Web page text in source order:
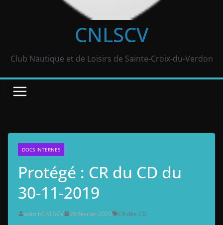
CNLSCV
Club Nautique et de Loisirs de Sainte-Croix-du-Verdon
DOCS INTERNES
Protégé : CR du CD du
30-11-2019
adminCNLSCV 28 février 2020
CR des CD